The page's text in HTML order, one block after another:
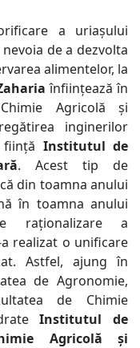
a uriașului
de a dezvolta
alimentelor, la
înființează în
Agricolă și
inginerilor
Institutul de
. Acest tip de
din toamna anului
în toamna anului
raționalizare a
realizat o unificare
Astfel, ajung în
de Agronomie,
de Chimie
Institutul de
Agricolă și